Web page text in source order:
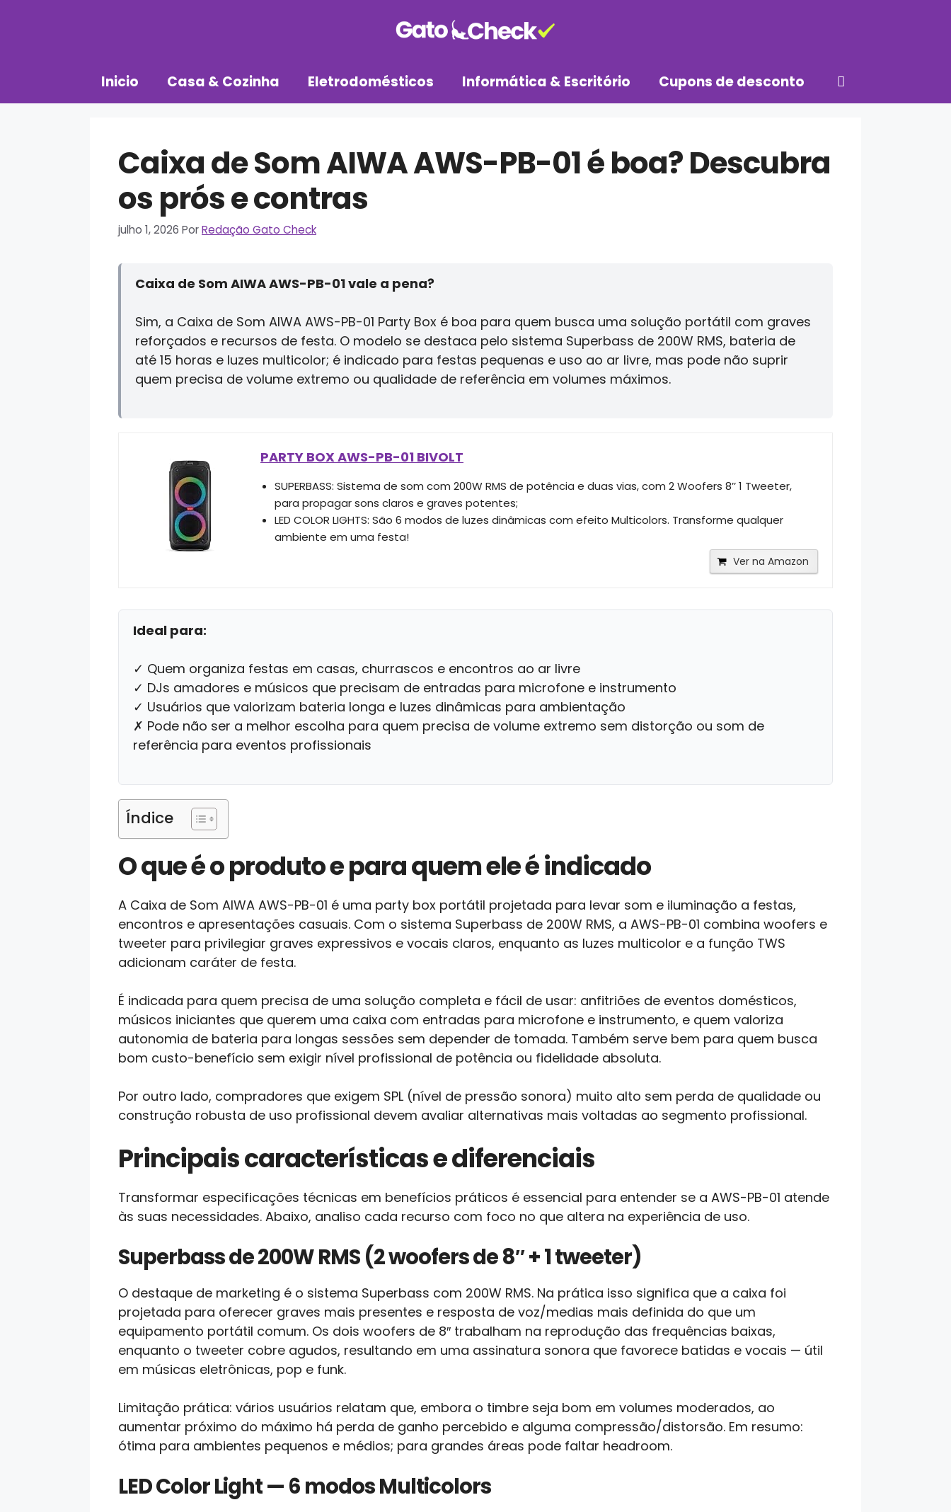
Inicio Casa & Cozinha Eletrodomésticos Informática & Escritório Cupons de desconto
Caixa de Som AIWA AWS-PB-01 é boa? Descubra
os prós e contras
julho 1, 2026 PorRedação Gato Check
Caixa de Som AIWA AWS-PB-01 vale a pena?
Sim, a Caixa de Som AIWA AWS-PB-01 Party Box é boa para quem busca uma solução portátil com graves
reforçados e recursos de festa. O modelo se destaca pelo sistema Superbass de 200W RMS, bateria de
até 15 horas e luzes multicolor; é indicado para festas pequenas e uso ao ar livre, mas pode não suprir
quem precisa de volume extremo ou qualidade de referência em volumes máximos.
PARTY BOX AWS-PB-01 BIVOLT
SUPERBASS: Sistema de som com 200W RMS de potência e duas vias, com 2 Woofers 8’’ 1 Tweeter,
para propagar sons claros e graves potentes;
LED COLOR LIGHTS: São 6 modos de luzes dinâmicas com efeito Multicolors. Transforme qualquer
ambiente em uma festa!
Ver na Amazon
Ideal para:
✓ Quem organiza festas em casas, churrascos e encontros ao ar livre
✓ DJs amadores e músicos que precisam de entradas para microfone e instrumento
✓ Usuários que valorizam bateria longa e luzes dinâmicas para ambientação
✗ Pode não ser a melhor escolha para quem precisa de volume extremo sem distorção ou som de
referência para eventos profissionais
Índice
O que é o produto e para quem ele é indicado
A Caixa de Som AIWA AWS-PB-01 é uma party box portátil projetada para levar som e iluminação a festas,
encontros e apresentações casuais. Com o sistema Superbass de 200W RMS, a AWS-PB-01 combina woofers e
tweeter para privilegiar graves expressivos e vocais claros, enquanto as luzes multicolor e a função TWS
adicionam caráter de festa.
É indicada para quem precisa de uma solução completa e fácil de usar: anfitriões de eventos domésticos,
músicos iniciantes que querem uma caixa com entradas para microfone e instrumento, e quem valoriza
autonomia de bateria para longas sessões sem depender de tomada. Também serve bem para quem busca
bom custo-benefício sem exigir nível profissional de potência ou fidelidade absoluta.
Por outro lado, compradores que exigem SPL (nível de pressão sonora) muito alto sem perda de qualidade ou
construção robusta de uso profissional devem avaliar alternativas mais voltadas ao segmento profissional.
Principais características e diferenciais
Transformar especificações técnicas em benefícios práticos é essencial para entender se a AWS-PB-01 atende
às suas necessidades. Abaixo, analiso cada recurso com foco no que altera na experiência de uso.
Superbass de 200W RMS (2 woofers de 8″ + 1 tweeter)
O destaque de marketing é o sistema Superbass com 200W RMS. Na prática isso significa que a caixa foi
projetada para oferecer graves mais presentes e resposta de voz/medias mais definida do que um
equipamento portátil comum. Os dois woofers de 8″ trabalham na reprodução das frequências baixas,
enquanto o tweeter cobre agudos, resultando em uma assinatura sonora que favorece batidas e vocais — útil
em músicas eletrônicas, pop e funk.
Limitação prática: vários usuários relatam que, embora o timbre seja bom em volumes moderados, ao
aumentar próximo do máximo há perda de ganho percebido e alguma compressão/distorsão. Em resumo:
ótima para ambientes pequenos e médios; para grandes áreas pode faltar headroom.
LED Color Light — 6 modos Multicolors